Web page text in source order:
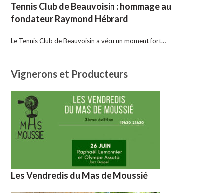
Tennis Club de Beauvoisin : hommage au
fondateur Raymond Hébrard
Le Tennis Club de Beauvoisin a vécu un moment fort…
Vignerons et Producteurs
Les Vendredis du Mas de Moussié